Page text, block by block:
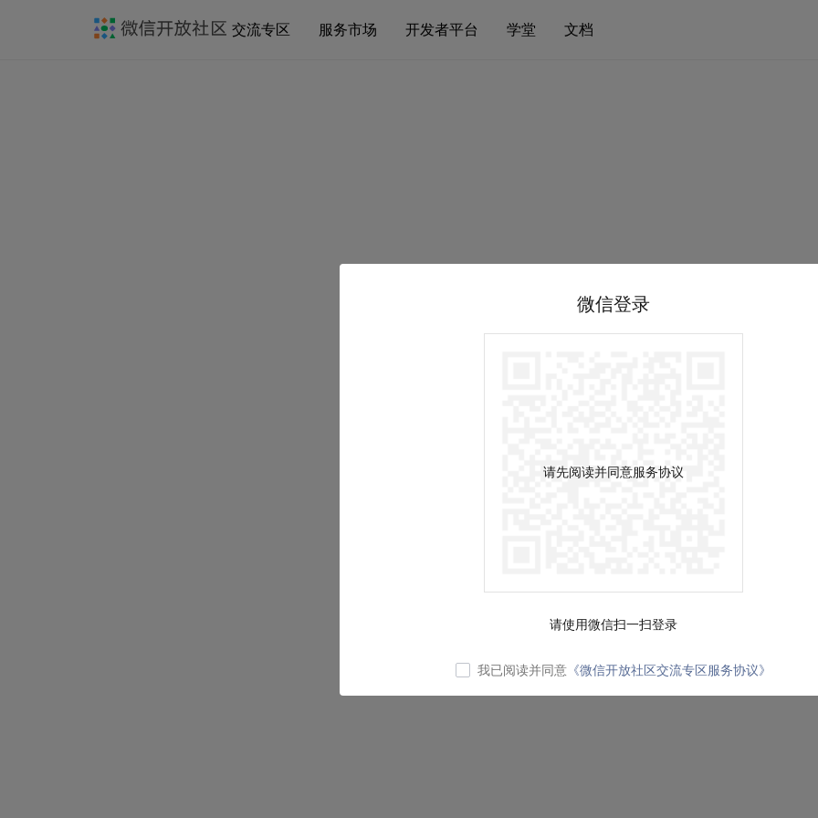
交流专区 服务市场 开发者平台 学堂 文档
微信登录
请先阅读并同意服务协议
请使用微信扫一扫登录
我已阅读并同意 《微信开放社区交流专区服务协议》